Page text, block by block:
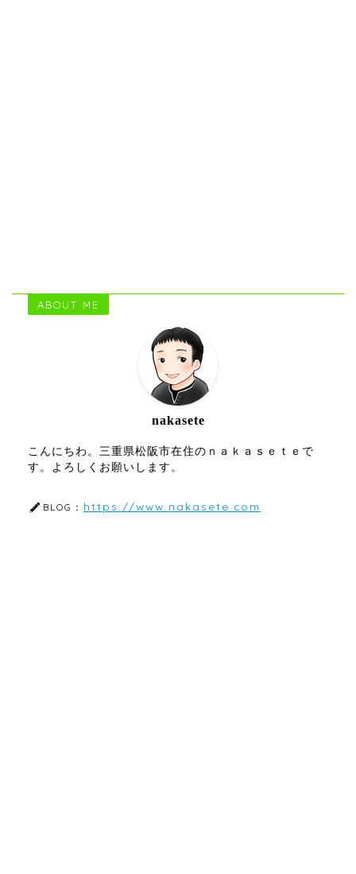
ABOUT ME
nakasete
こんにちわ。三重県松阪市在住のｎａｋａｓｅｔｅで
す。よろしくお願いします。
BLOG： https://www.nakasete.com